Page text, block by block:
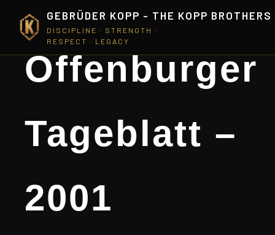
GEBRÜDER KOPP - THE KOPP BROTHERS
DISCIPLINE · STRENGTH ·
RESPECT · LEGACY
Offenburger
Tageblatt –
2001